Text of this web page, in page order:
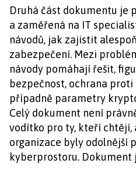
Druhá část dokumentu je
a zaměřená na IT
návodů, jak zajistit
zabezpečení. Mezi
návody pomáhají řešit,
bezpečnost, ochrana proti
případně parametry
Celý dokument není
vodítko pro ty, kteří chtějí,
organizace byly odolnější
kyberprostoru. Dokument